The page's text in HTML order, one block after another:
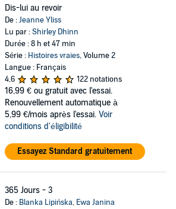
Dis-lui au revoir
De :Jeanne Yliss
Lu par :Shirley Dhinn
Durée : 8 h et 47 min
Série : Histoires vraies, Volume 2
Langue : Français
4,6
122 notations
16,99 € ou gratuit avec l'essai.
Renouvellement automatique à
5,99 €/mois après l'essai. Voir
conditions d'éligibilité
Essayez Standard gratuitement
365 Jours - 3
De : Blanka Lipińska, Ewa Janina